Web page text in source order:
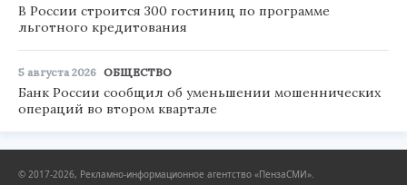
В России строится 300 гостиниц по программе
льготного кредитования
5 августа 2026 ОБЩЕСТВО
Банк России сообщил об уменьшении мошеннических
операций во втором квартале
© 2017-2026, Рекламно-информационное агентство «ПензаСМИ».